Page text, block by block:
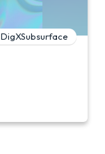
DigXSubsurface